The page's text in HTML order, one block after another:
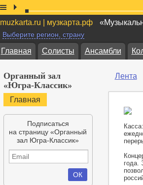
muzkarta.ru | музкарта.рф
Выберите регион, страну
Главная Солисты Ансамбли
Органный зал
«Югра-Классик»
Главная
Подписаться
на страницу «Органный
зал Югра-Классик»
Лента
года.